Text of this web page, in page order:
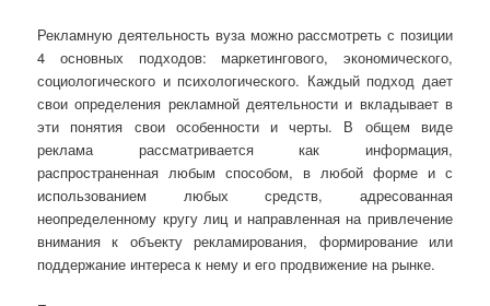
Рекламную деятельность вуза можно рассмотреть с позиции
4 основных подходов: маркетингового, экономического,
социологического и психологического. Каждый подход дает
свои определения рекламной деятельности и вкладывает в
эти понятия свои особенности и черты. В общем виде
реклама рассматривается как информация,
распространенная любым способом, в любой форме и с
использованием любых средств, адресованная
неопределенному кругу лиц и направленная на привлечение
внимания к объекту рекламирования, формирование или
поддержание интереса к нему и его продвижение на рынке.